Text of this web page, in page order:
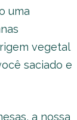
uma
vegetal
saciado e
a nossa